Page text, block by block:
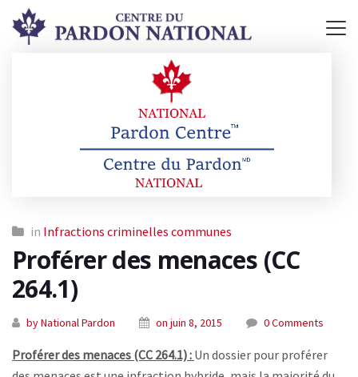
in Infractions criminelles communes
Proférer des menaces (CC
264.1)
by National Pardon on juin 8, 2015 0 Comments
Proférer des menaces (CC 264.1) : Un dossier pour proférer